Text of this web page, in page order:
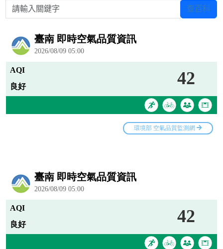
請輸入關鍵字 查百科